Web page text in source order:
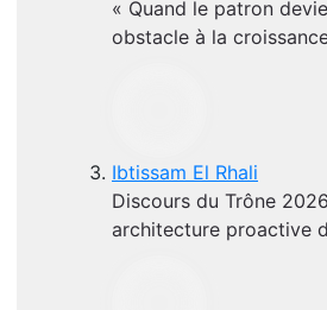
« Quand le patron
obstacle à la
Ibtissam El Rhali
Discours du Trône
architecture proactive